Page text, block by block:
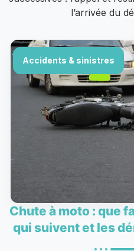
l’arrivée du
Accidents & sinistres
Chute à moto : que
qui suivent et les